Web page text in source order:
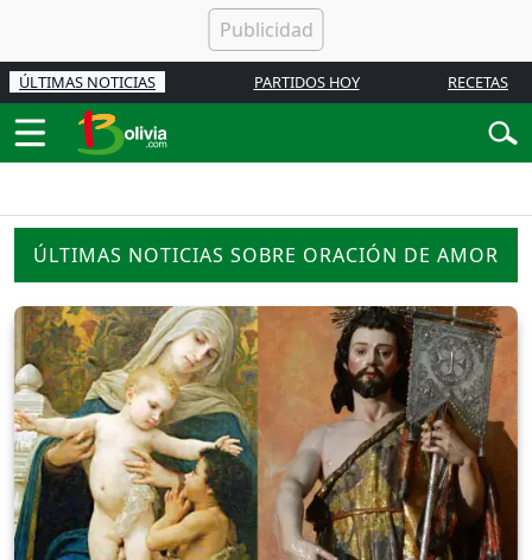
ÚLTIMAS NOTICIAS PARTIDOS HOY RECETAS
ÚLTIMAS NOTICIAS SOBRE ORACIÓN DE AMOR